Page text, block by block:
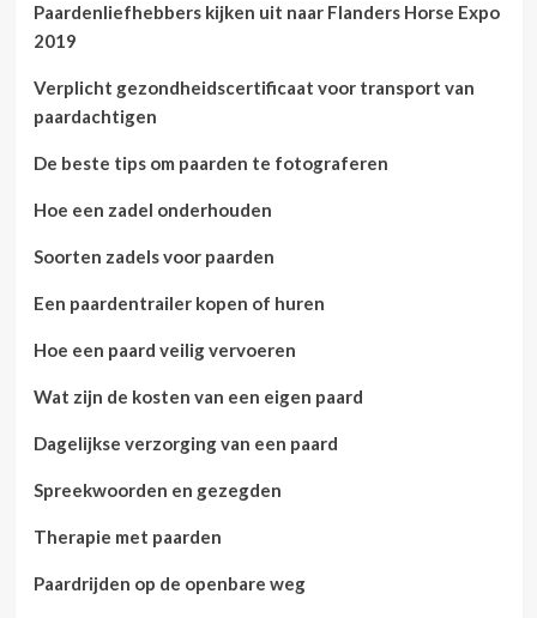
Paardenliefhebbers kijken uit naar Flanders Horse Expo
2019
Verplicht gezondheidscertificaat voor transport van
paardachtigen
De beste tips om paarden te fotograferen
Hoe een zadel onderhouden
Soorten zadels voor paarden
Een paardentrailer kopen of huren
Hoe een paard veilig vervoeren
Wat zijn de kosten van een eigen paard
Dagelijkse verzorging van een paard
Spreekwoorden en gezegden
Therapie met paarden
Paardrijden op de openbare weg